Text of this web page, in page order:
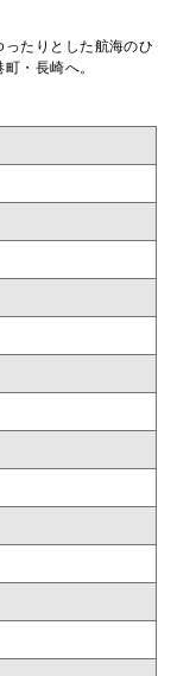
たりとした航海のひ
・長崎へ。